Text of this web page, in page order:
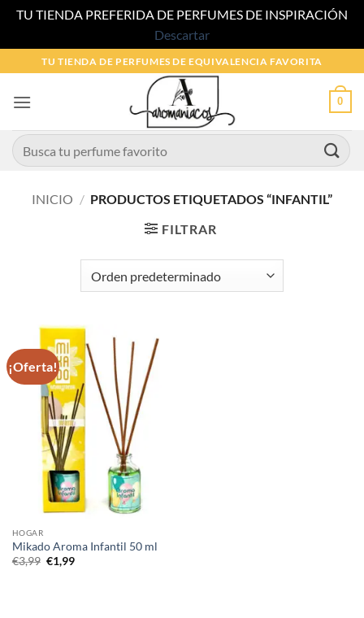
TU TIENDA PREFERIDA DE PERFUMES DE INSPIRACIÓN
Descartar
al
contenido
TU TIENDA DE PERFUMES DE EQUIVALENCIA FAVORITA
0
Buscar
por:
INICIO / PRODUCTOS ETIQUETADOS “INFANTIL”
FILTRAR
¡Oferta!
HOGAR
Mikado Aroma Infantil 50 ml
€3,99 El
precio
€1,99El